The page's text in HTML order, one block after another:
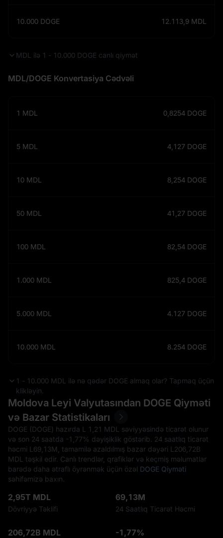
MDL/DOGE Konvertasiya Cədvəli
10.000 DOGE 12.113,9 MDL
1 MDL 0,8254 DOGE
5 MDL 4,127 DOGE
10 MDL 8,254 DOGE
50 MDL 41,27 DOGE
100 MDL 82,54 DOGE
1.000 MDL 825,4 DOGE
5.000 MDL 4.127 DOGE
10.000 MDL 8.254 DOGE
MDL ilə 1 - 10.000 DOGE canlı qiymət
1 - 10.000 MDL ilə nə qədər DOGE almaq olar? Tapmaq üçün
klikləyin.
Moldova Leyi Valyutasından DOGE Qiyməti
və Bazar Statistikaları
DOGE (DOGE) hazırda L‎ 1,21 MDL səviyyəsində ticarət olunur
və son 24 saatda -1,77% dəyişiklik göstərib. 24 saatlıq ticarət
həcmi L‎69,13M, tamamilə azaldılmış bazar dəyəri L‎206,72B
MDL təşkil edir. Canlı trendlər, qrafiklər və keçmiş məlumatlar
barədə daha ətraflı öyrənmək üçün özəl DOGE Qiyməti
səhifəmizə baxın.
2,95T MDL
Dövriyyə Təklifi
69,13M
24 Saatlıq Ticarət Həcmi
206,72B MDL -1,77%